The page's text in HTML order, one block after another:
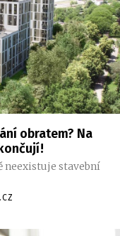
obratem? Na
neexistuje stavební